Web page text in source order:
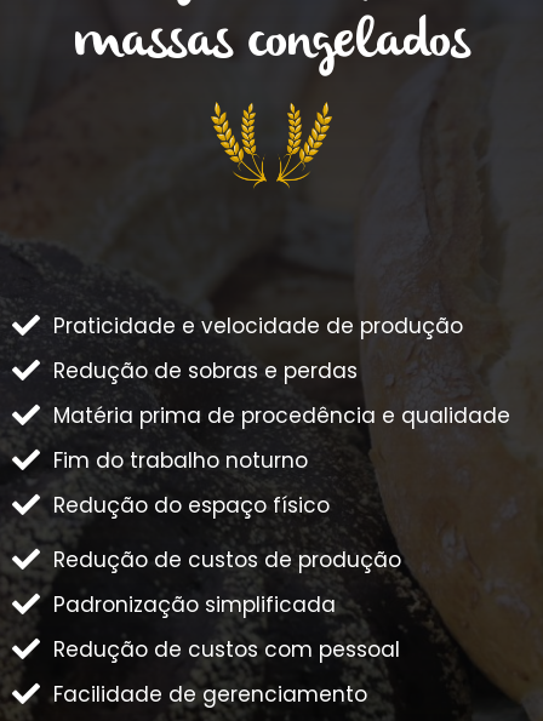
massas congelados
Praticidade e velocidade de produção
Redução de sobras e perdas
Matéria prima de procedência e qualidade
Fim do trabalho noturno
Redução do espaço físico
Redução de custos de produção
Padronização simplificada
Redução de custos com pessoal
Facilidade de gerenciamento